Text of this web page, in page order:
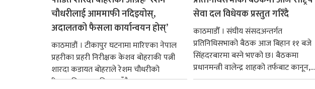
चौधरीलाई आममाफी नदिइयोस्,
अदालतको फैसला कार्यान्वयन होस्’
काठमाडौं । टीकापुर घटनामा मारिएका नेपाल
प्रहरीका प्रहरी निरीक्षक केशव बोहराकी पत्नी
शारदा कडायत बोहराले रेशम चौधरीको
रिहाइप्रति असहमति जनाउँदै...
सेवा दल विधेयक प्रस्तुत गरिँदै
काठमाडौँ । संघीय संसदअन्तर्गत
प्रतिनिधिसभाको बैठक आज बिहान ११ बजे
सिंहदरबारमा बस्ने भएको छ। बैठकमा
प्रधानमन्त्री वालेन्द्र शाहको तर्फबाट कानून,...